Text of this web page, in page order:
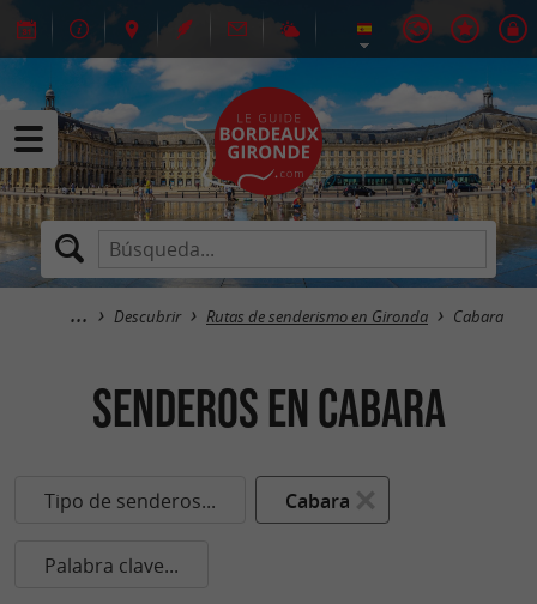
Descubrir Rutas de senderismo en Gironda Cabara
senderos en Cabara
Tipo de senderos... Cabara
Palabra clave...